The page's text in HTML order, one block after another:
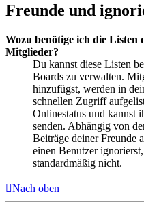
Freunde und
Wozu benötige ich die
Mitglieder?
Du kannst diese Listen
Boards zu verwalten.
hinzufügst, werden in
schnellen Zugriff
Onlinestatus und kannst
senden. Abhängig von
Beiträge deiner Freunde
einen Benutzer
standardmäßig nicht.
Nach oben